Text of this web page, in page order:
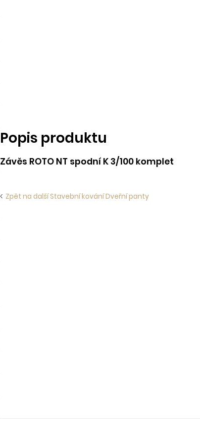
Popis produktu
Závěs ROTO NT spodní K 3/100 komplet
Zpět na další Stavební kování Dveřní panty